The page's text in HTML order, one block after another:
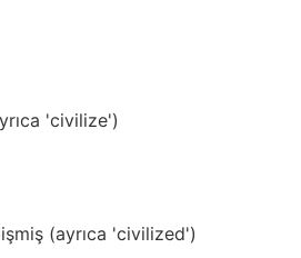
'civilize')
(ayrıca 'civilized')